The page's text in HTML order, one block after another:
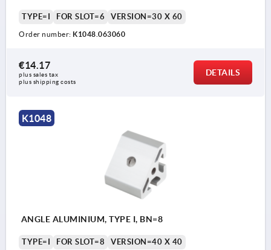
TYPE=I FOR SLOT=6 VERSION=30 X 60
Order number: K1048.063060
€14.17
plus sales tax
plus shipping costs
DETAILS
K1048
ANGLE ALUMINIUM, TYPE I, BN=8
TYPE=I FOR SLOT=8 VERSION=40 X 40